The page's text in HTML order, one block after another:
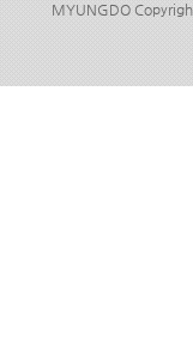
MYUNGDO